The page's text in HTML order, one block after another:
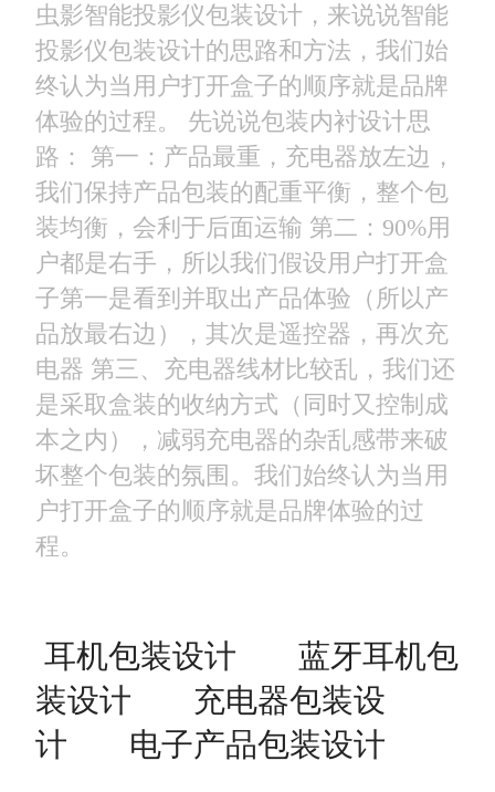
虫影智能投影仪包装设计，来说说智能
投影仪包装设计的思路和方法，我们始
终认为当用户打开盒子的顺序就是品牌
体验的过程。 先说说包装内衬设计思
路： 第一：产品最重，充电器放左边，
我们保持产品包装的配重平衡，整个包
装均衡，会利于后面运输 第二：90%用
户都是右手，所以我们假设用户打开盒
子第一是看到并取出产品体验（所以产
品放最右边），其次是遥控器，再次充
电器 第三、充电器线材比较乱，我们还
是采取盒装的收纳方式（同时又控制成
本之内），减弱充电器的杂乱感带来破
坏整个包装的氛围。我们始终认为当用
户打开盒子的顺序就是品牌体验的过
程。
耳机包装设计
蓝牙耳机包
装设计
充电器包装设
计
电子产品包装设计